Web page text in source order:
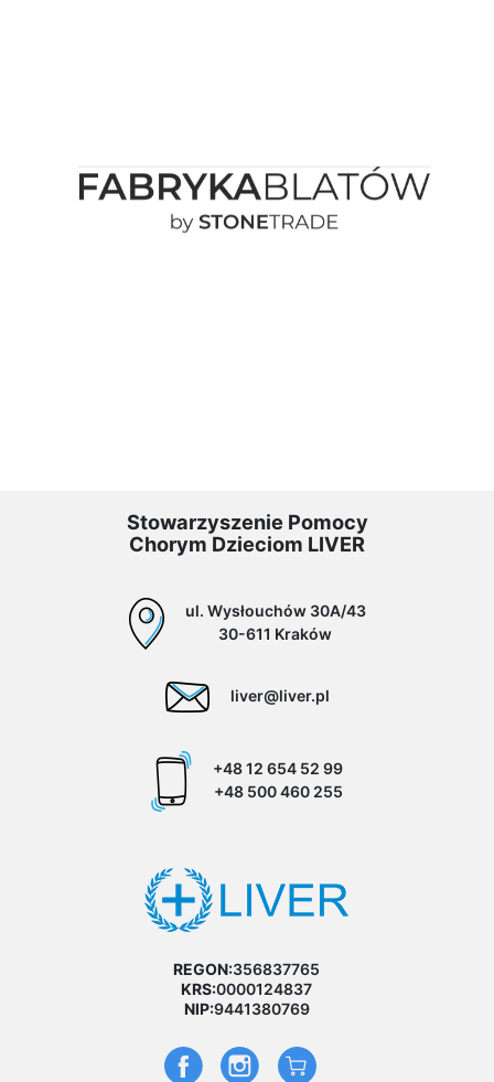
Stowarzyszenie Pomocy
Chorym Dzieciom LIVER
ul. Wysłouchów 30A/43
30-611 Kraków
liver@liver.pl
+48 12 654 52 99
+48 500 460 255
REGON:356837765
KRS:0000124837
NIP:9441380769